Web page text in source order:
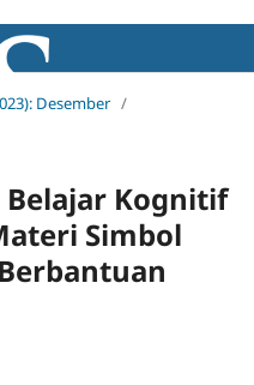
Desember /
Kognitif
Simbol